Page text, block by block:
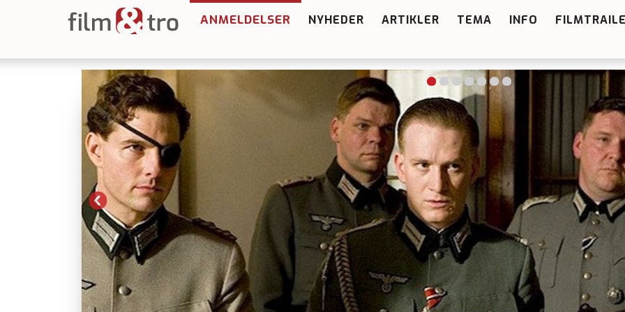
ANMELDELSER NYHEDER ARTIKLER TEMA INFO